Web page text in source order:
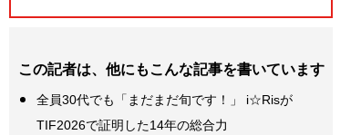
この記者は、他にもこんな記事を書いています
全員30代でも「まだまだ旬です！」 i☆Risが
TIF2026で証明した14年の総合力